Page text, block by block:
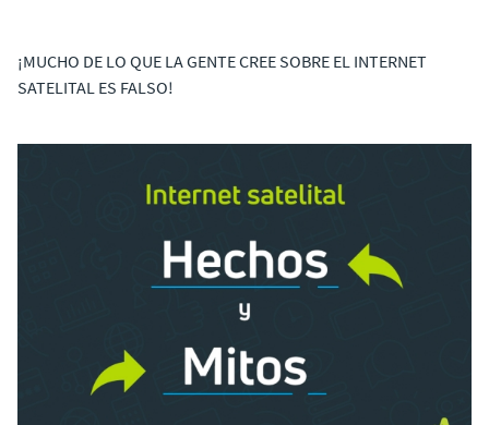
¡MUCHO DE LO QUE LA GENTE CREE SOBRE EL INTERNET
SATELITAL ES FALSO!